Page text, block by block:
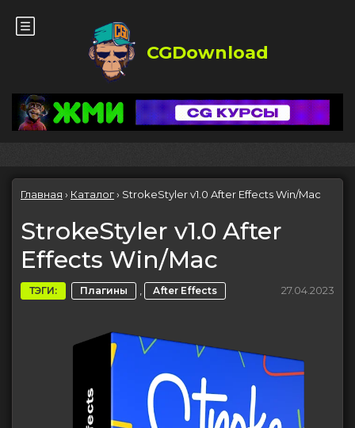
CGDownload
Главная › Каталог› StrokeStyler v1.0 After Effects Win/Mac
StrokeStyler v1.0 After
Effects Win/Mac
ТЭГИ: Плагины , After Effects 27.04.2023